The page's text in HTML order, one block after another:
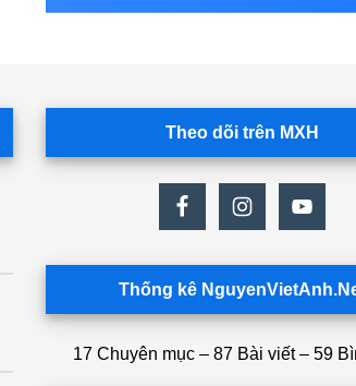
Theo dõi trên MXH
Thống kê
17 Chuyên mục – 87 Bài viết – 59